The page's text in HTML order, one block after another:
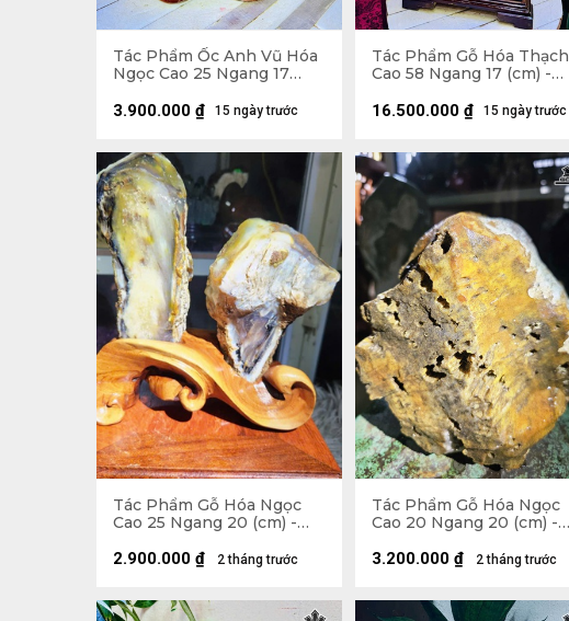
Tác Phẩm Ốc Anh Vũ Hóa
Ngọc Cao 25 Ngang 17
15 ngày trước
3.900.000 ₫
Tác Phẩm Gỗ Hóa Thạch
Cao 58 Ngang 17 (cm) -
15 ngày trước
16.500.000 ₫
Tác Phẩm Gỗ Hóa Ngọc
Cao 25 Ngang 20 (cm) -
2 tháng trước
2.900.000 ₫
Tác Phẩm Gỗ Hóa Ngọc
Cao 20 Ngang 20 (cm) -
2 tháng trước
3.200.000 ₫